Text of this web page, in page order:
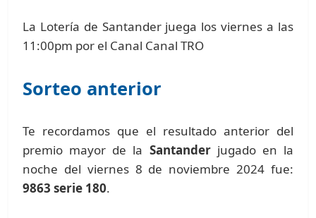
La Lotería de Santander juega los viernes a las
11:00pm por el Canal Canal TRO
Sorteo anterior
Te recordamos que el resultado anterior del
premio mayor de la Santanderjugado en la
noche del viernes 8 de noviembre 2024 fue:
9863 serie 180.